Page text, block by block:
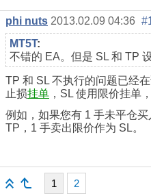
phi nuts 2013.02.09 04:36
MT5T:
不错的 EA。但是 SL 和 TP
TP 和 SL 不执行的问题已经
止损挂单 ，SL 使用限价挂单
例如，如果您有 1 手未平仓
TP，1 手卖出限价作为 SL。
1 2